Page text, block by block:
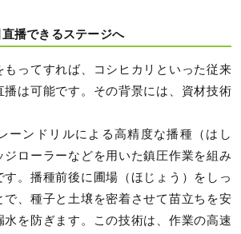
播できるステージへ
もってすれば、コシヒカリといった従来
播は可能です。その背景には、資材技術
ーンドリルによる高精度な播種（はし
ジローラーなどを用いた鎮圧作業を組み
。播種前後に圃場（ほじょう）をしっ
で、種子と土壌を密着させて苗立ちを安
水を防ぎます。この技術は、作業の高速